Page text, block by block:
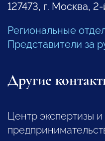
127473, г. Москва,
Региональные
Представители за
Другие
Центр экспертизы